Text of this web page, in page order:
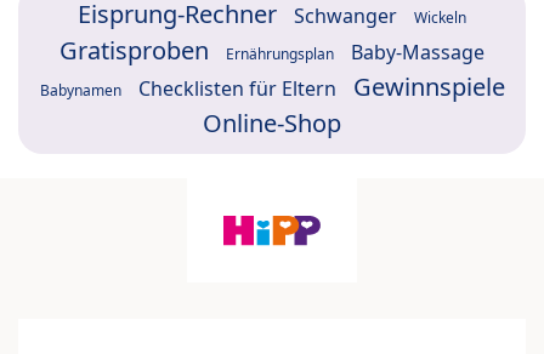
Eisprung-Rechner Schwanger Wickeln
Gratisproben Ernährungsplan Baby-Massage
Babynamen Checklisten für Eltern
Gewinnspiele
Online-Shop